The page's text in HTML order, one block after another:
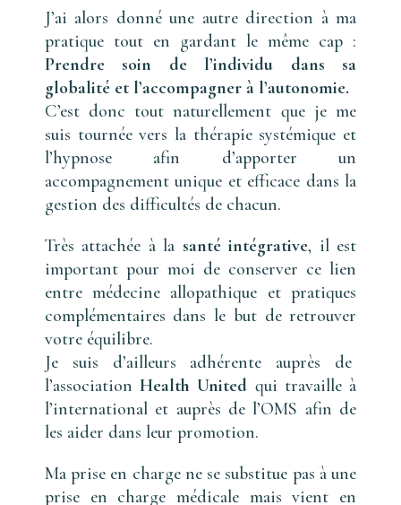
J’ai alors donné une autre direction à ma
pratique tout en gardant le même cap :
Prendre soin de l’individu dans sa
globalité et l’accompagner à l’autonomie.
C’est donc tout naturellement que je me
suis tournée vers la thérapie systémique et
l’hypnose afin d’apporter un
accompagnement unique et efficace dans la
gestion des difficultés de chacun.
Très attachée à la santé intégrative, il est
important pour moi de conserver ce lien
entre médecine allopathique et pratiques
complémentaires dans le but de retrouver
votre équilibre.
Je suis d’ailleurs adhérente auprès de
l’associationHealth United qui travaille à
l’international et auprès de l’OMS afin de
les aider dans leur promotion.
Ma prise en charge ne se substitue pas à une
prise en charge médicale mais vient en